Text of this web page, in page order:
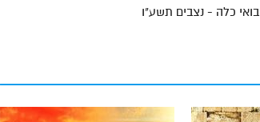
בואי כלה - נצבים תשע"ו